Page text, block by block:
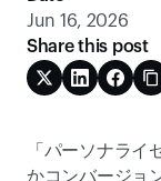
「パーソナライ
かコンバージョ
Jun 16, 2026
Share this post